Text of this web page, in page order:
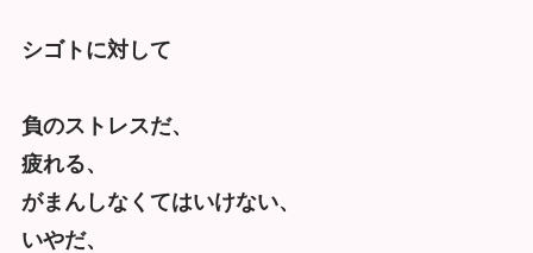
シゴトに対して
負のストレスだ、
疲れる、
がまんしなくてはいけない、
いやだ、